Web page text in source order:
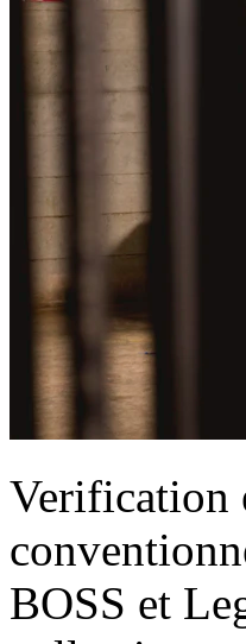
Verification
BOSS et